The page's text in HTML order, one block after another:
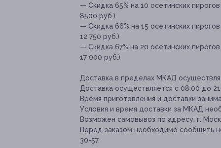
— Скидка 65% на 10 осетинских
8500 руб.)
— Скидка 66% на 15 осетинских
12 750 руб.)
— Скидка 67% на 20 осетинских
17 000 руб.)
Доставка в пределах МКАД
Доставка осуществляется с 08:00 до
Время приготовления и доставки
Условия и время доставки за МКАД
Возможен самовывоз по адресу: г.
Перед заказом необходимо сообщить
30-57.